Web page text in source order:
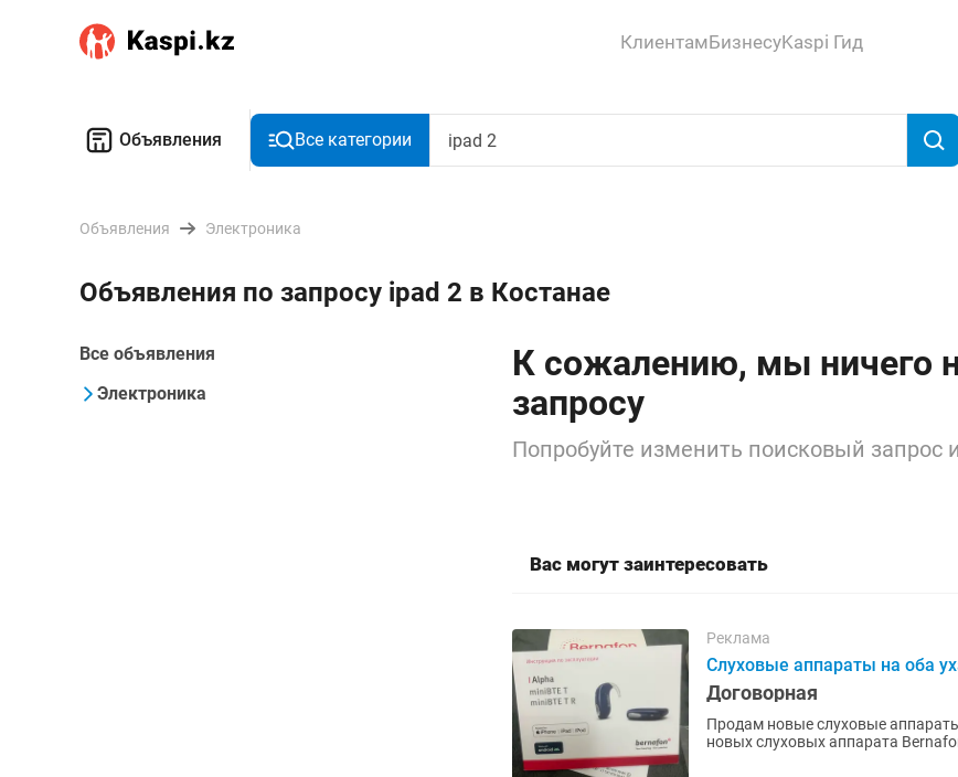
КлиентамБизнесуKaspi Гид
Объявления Все категории
Объявления Электроника
Объявления по запросу ipad 2 в Костанае
Все объявления
Электроника
К сожалению, мы ничего
запросу
Попробуйте изменить поисковый запрос
Вас могут заинтересовать
Реклама
Слуховые аппараты на оба
Договорная
Продам новые слуховые
новых слуховых аппарата